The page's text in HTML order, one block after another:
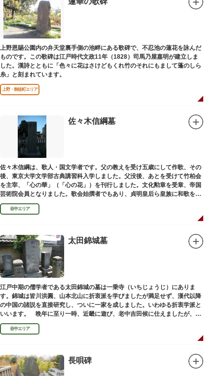
上野恩賜公園内の弁天堂裏手側の池畔にある歌碑で、不忍池の蓮花を詠んだ
ものです。この歌碑は江戸時代文政11年（1828）司馬乃屋嘉明が建立しま
した。漢詩とともに「色々に花はさけどもくれ竹のそれにもまして蓬のしら
糸」と刻まれています。
上野・御徒町エリア
佐々木信綱墓
佐々木信綱は、歌人・国文学者です。父の教えを受け五歳にして作歌、その
後、東京大学文学部古典講習科入学しました。父没後、あとを受けて竹柏会
を主宰、「心の華」（「心の花」）を刊行しました。文化勲章を受章、帝国
芸術院会員となりました。歌会始撰者でもあり、貞明皇后ら皇族に和歌を指
導しました。そのお墓は谷中霊園にあります。
谷中エリア
太田錦城墓
江戸中期の儒学者である太田錦城の墓は一乗寺（いちじょうじ）にありま
す。錦城は皆川洪圓、山本北山に折衷派を学びましたが満足せず、漢代以降
の中国の諸説を直接研究し、ついに一家を成しました。いわゆる折衷学派と
いいます。 晩年に至り一時、近畿に遊び、老中吉田候に仕えましたが、前
田家に賓使としてまぬかれ、三百石を給せられました。
谷中エリア
長唄碑